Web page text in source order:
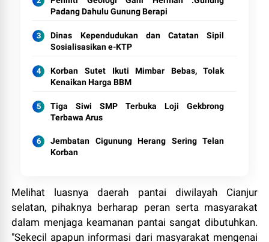
Padang Dahulu Gunung Berapi
Dinas Kependudukan dan Catatan Sipil
Sosialisasikan e-KTP
Korban Sutet Ikuti Mimbar Bebas, Tolak
Kenaikan Harga BBM
Tiga Siwi SMP Terbuka Loji Gekbrong
Terbawa Arus
Jembatan Cigunung Herang Sering Telan
Korban
Melihat luasnya daerah pantai diwilayah Cianjur
selatan, pihaknya berharap peran serta masyarakat
dalam menjaga keamanan pantai sangat dibutuhkan.
"Sekecil apapun informasi dari masyarakat mengenai